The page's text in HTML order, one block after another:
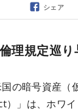
シェア
倫理規定巡
の暗号資産（
）」は、ホワ